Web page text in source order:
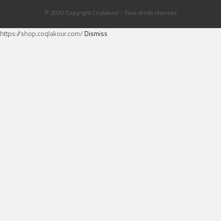
© 2020 Copyright Coqlakour - Tous droits réservés
https://shop.coqlakour.com/Dismiss